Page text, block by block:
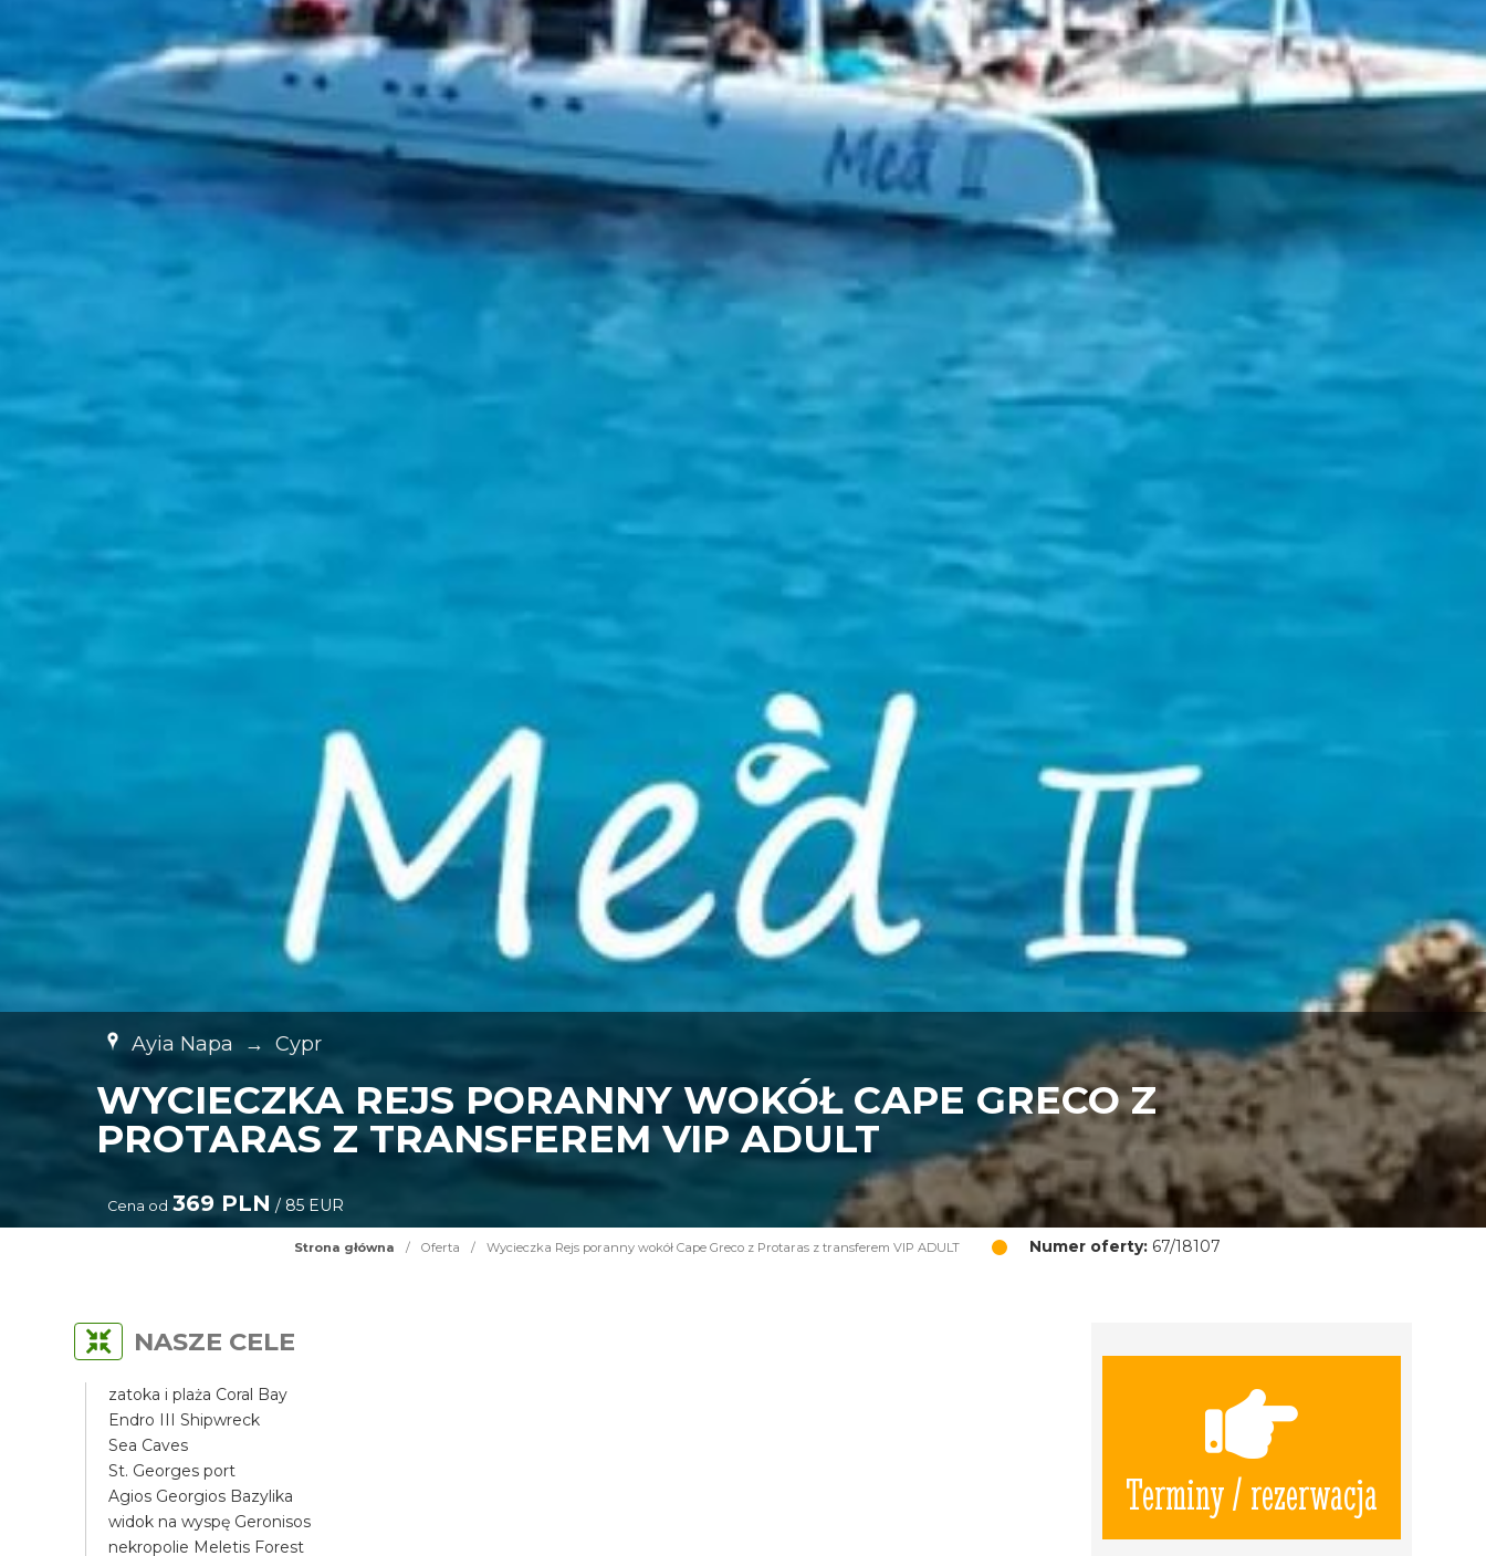
Ayia Napa → Cypr
WYCIECZKA REJS PORANNY WOKÓŁ CAPE GRECO Z
PROTARAS Z TRANSFEREM VIP ADULT
Cena od 369 PLN / 85 EUR
Strona główna / Oferta / Wycieczka Rejs poranny wokół Cape Greco z Protaras z transferem VIP ADULT Numer oferty:67/18107
Terminy / rezerwacja
NASZE CELE
zatoka i plaża Coral Bay
Endro III Shipwreck
Sea Caves
St. Georges port
Agios Georgios Bazylika
widok na wyspę Geronisos
nekropolie Meletis Forest